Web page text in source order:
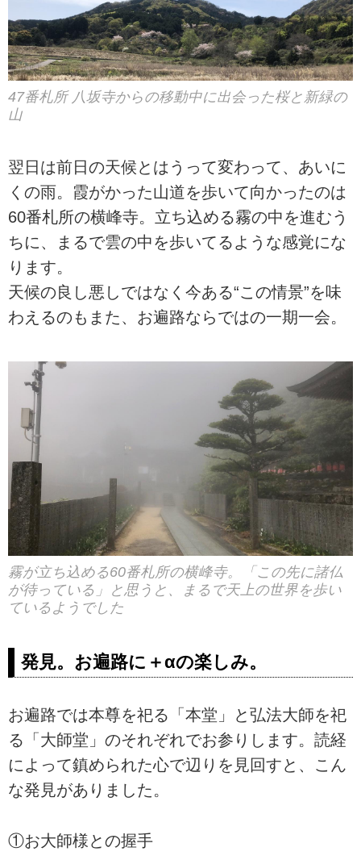
47番札所 八坂寺からの移動中に出会った桜と新緑の
山
翌日は前日の天候とはうって変わって、あいに
くの雨。霞がかった山道を歩いて向かったのは
60番札所の横峰寺。立ち込める霧の中を進むう
ちに、まるで雲の中を歩いてるような感覚にな
ります。
天候の良し悪しではなく今ある“この情景”を味
わえるのもまた、お遍路ならではの一期一会。
霧が立ち込める60番札所の横峰寺。「この先に諸仏
が待っている」と思うと、まるで天上の世界を歩い
ているようでした
発見。お遍路に＋αの楽しみ。
お遍路では本尊を祀る「本堂」と弘法大師を祀
る「大師堂」のそれぞれでお参りします。読経
によって鎮められた心で辺りを見回すと、こん
な発見がありました。
①お大師様との握手